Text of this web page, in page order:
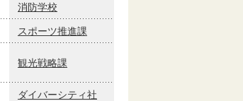
消防学校
スポーツ推進課
観光戦略課
ダイバーシティ社